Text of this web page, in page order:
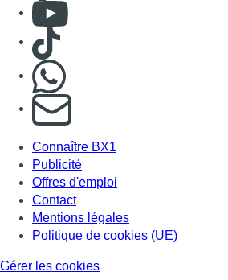
Consulter Youtube
Consulter TikTok
S'abonner à notre newsletter
Connaître BX1
Publicité
Offres d'emploi
Contact
Mentions légales
Politique de cookies (UE)
Gérer les cookies